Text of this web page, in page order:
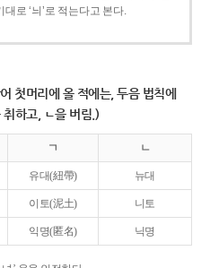
로 ‘늬’로 적는다고 본다.
첫머리에 올 적에는, 두음 법칙에
취하고, ㄴ을 버림.)
ㄱ ㄴ
유대(紐帶) 뉴대
이토(泥土) 니토
익명(匿名) 닉명